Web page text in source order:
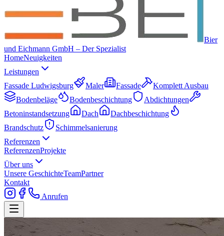
Bier
und Eichmann GmbH – Der Spezialist
HomeNeuigkeiten
Leistungen
Fassade Ludwigsburg
Maler Fassade
Komplett Ausbau
Bodenbeläge
Bodenbeschichtung
Abdichtungen
Betoninstandsetzung
Dach
Dachbeschichtung
Brandschutz
Schimmelsanierung
Referenzen
ReferenzenProjekte
Über uns
Unsere GeschichteTeamPartner
Kontakt
Anrufen